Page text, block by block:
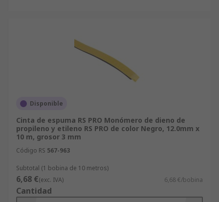
Disponible
Cinta de espuma RS PRO Monómero de dieno de
propileno y etileno RS PRO de color Negro, 12.0mm x
10 m, grosor 3 mm
Código RS 567-963
Subtotal (1 bobina de 10 metros)
6,68 €(exc. IVA) 6,68 €/bobina
Cantidad